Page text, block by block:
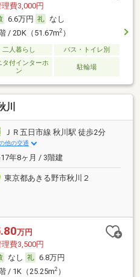
理費3,000円
6.6万円
なし
/ 2DK（51.67m2）
二人暮らし バス・トイレ別
タ付インターホ
ン
駐輪場
川
ＪＲ五日市線 秋川駅 徒歩2分
他の交通
年8ヶ月 / 3階建
東京都あきる野市秋川２
万円
理費3,500円
なし
6.8万円
/ 1K（25.25m2）